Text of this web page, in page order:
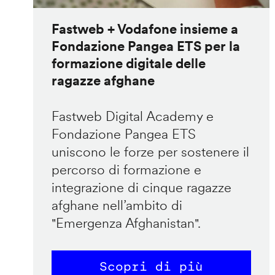
Fastweb + Vodafone insieme a
Fondazione Pangea ETS per la
formazione digitale delle
ragazze afghane
Fastweb Digital Academy e
Fondazione Pangea ETS
uniscono le forze per sostenere il
percorso di formazione e
integrazione di cinque ragazze
afghane nell’ambito di
"Emergenza Afghanistan".
Scopri di più